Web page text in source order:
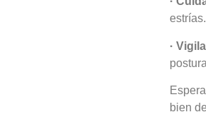
estrías.
·
bien